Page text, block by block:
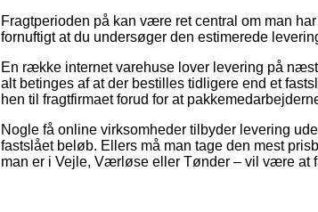
Fragtperioden på kan være ret central om man
fornuftigt at du undersøger den estimerede
En række internet varehuse lover levering på
alt betinges af at der bestilles tidligere end et
hen til fragtfirmaet forud for at
Nogle få online virksomheder tilbyder levering
fastslået beløb. Ellers må man tage den mest
man er i Vejle, Værløse eller Tønder – vil være at